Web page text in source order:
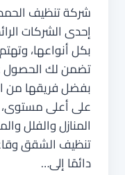
شركة تنظيف
إحدى الشركات
بكل أنواعها،
تضمن لك الحصول
بفضل فريقها من
على أعلى
المنازل والفلل
تنظيف الشقق
دائمًا إلى…